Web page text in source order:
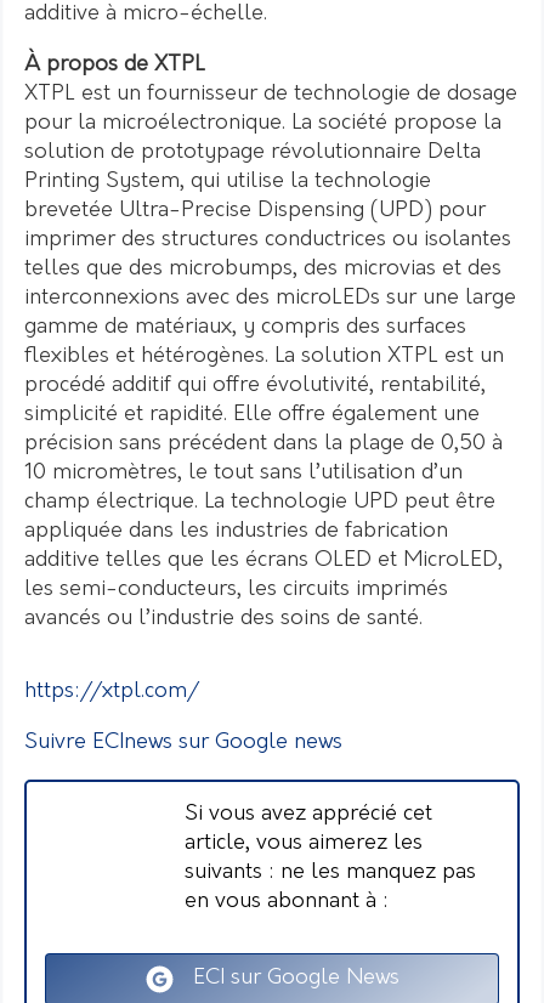
additive à micro-échelle.
À propos de XTPL
XTPL est un fournisseur de technologie de dosage
pour la microélectronique. La société propose la
solution de prototypage révolutionnaire Delta
Printing System, qui utilise la technologie
brevetée Ultra-Precise Dispensing (UPD) pour
imprimer des structures conductrices ou isolantes
telles que des microbumps, des microvias et des
interconnexions avec des microLEDs sur une large
gamme de matériaux, y compris des surfaces
flexibles et hétérogènes. La solution XTPL est un
procédé additif qui offre évolutivité, rentabilité,
simplicité et rapidité. Elle offre également une
précision sans précédent dans la plage de 0,50 à
10 micromètres, le tout sans l’utilisation d’un
champ électrique. La technologie UPD peut être
appliquée dans les industries de fabrication
additive telles que les écrans OLED et MicroLED,
les semi-conducteurs, les circuits imprimés
avancés ou l’industrie des soins de santé.
https://xtpl.com/
Suivre ECInews sur Google news
Si vous avez apprécié cet
article, vous aimerez les
suivants : ne les manquez pas
en vous abonnant à :
ECI sur Google News